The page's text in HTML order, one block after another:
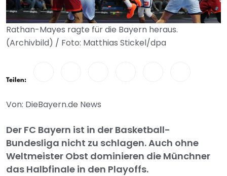
Rathan-Mayes ragte für die Bayern heraus.
(Archivbild) / Foto: Matthias Stickel/dpa
Teilen:
Von: DieBayern.de News
Der FC Bayern ist in der Basketball-
Bundesliga nicht zu schlagen. Auch ohne
Weltmeister Obst dominieren die Münchner
das Halbfinale in den Playoffs.